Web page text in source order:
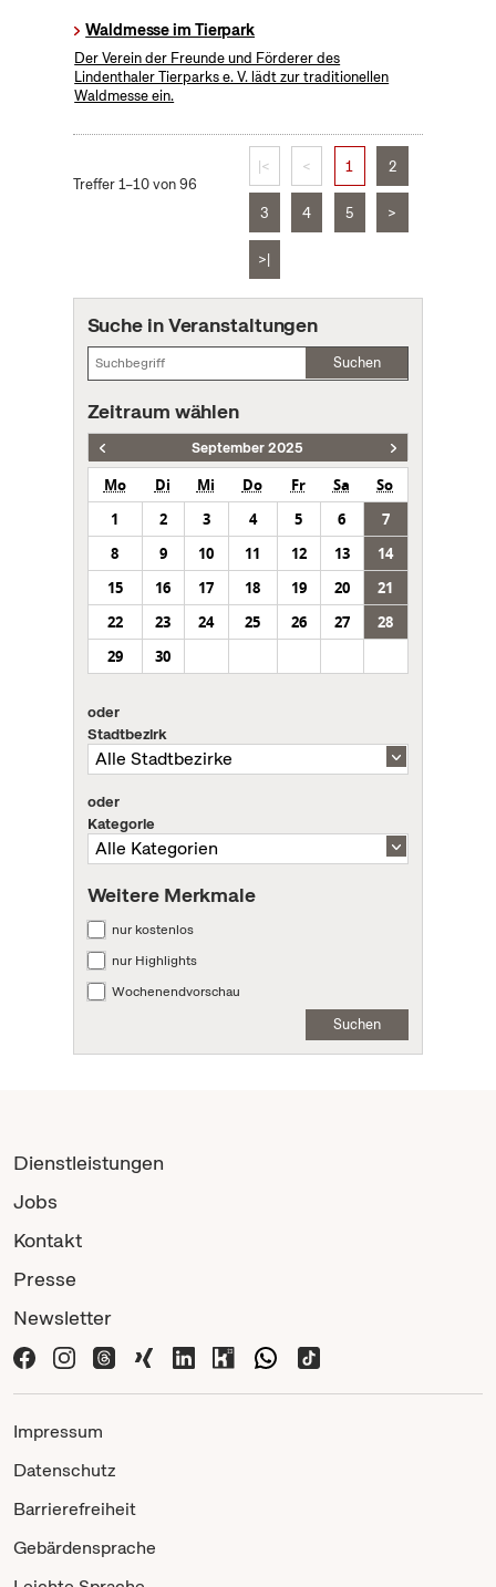
Waldmesse im Tierpark
Der Verein der Freunde und Förderer des
Lindenthaler Tierparks e. V. lädt zur traditionellen
Waldmesse ein.
Treffer 1–10 von 96
|< < 1 2
3 4 5 >
>|
Suche in Veranstaltungen
Suchen
Zeitraum wählen
September 2025
Mo Di Mi Do Fr Sa
So
1
2 3 4 5 6
7
8
9 10 11 12 13
14
15
16 17 18 19 20
21
22
23 24 25 26 27
28
29
30
oder
Stadtbezirk
oder
Kategorie
Weitere Merkmale
nur kostenlos
nur Highlights
Wochenendvorschau
Suchen
Dienstleistungen
Jobs
Kontakt
Presse
Newsletter
Impressum
Datenschutz
Barrierefreiheit
Gebärdensprache